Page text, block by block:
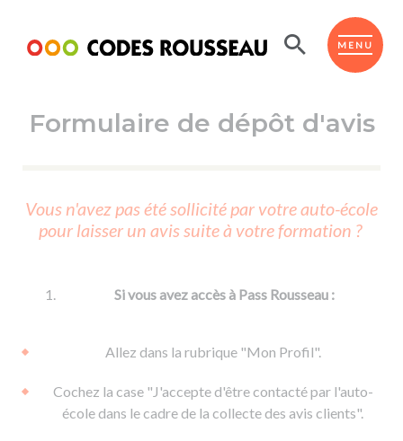
MENU
ESPACE ÉLÈVE
Code de la route
Passer l'ASSR
Réviser le code
Passer l'ETM
Permis voiture
Permis remorque
Permis & handicap
d'apprentissage
De la conduite en voiture
De la conduite à moto
Formations pro.
Permis poids lourd
Formulaire de dépôt d'avis
Vous n'avez pas été sollicité par votre auto-école
pour laisser un avis suite à votre formation ?
Si vous avez accès à Pass Rousseau :
Allez dans la rubrique "Mon Profil".
Cochez la case "J'accepte d'être contacté par l'auto-
école dans le cadre de la collecte des avis clients".